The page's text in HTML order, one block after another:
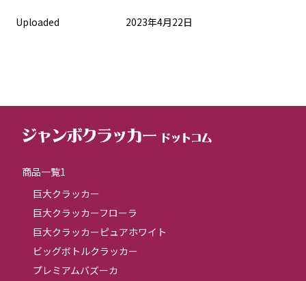
Uploaded 2023年4月22日
商品一覧1
巨大クラッカー
巨大クラッカーフローラ
巨大クラッカーピュアホワイト
ビッグボトルクラッカー
プレミアムバズーカ